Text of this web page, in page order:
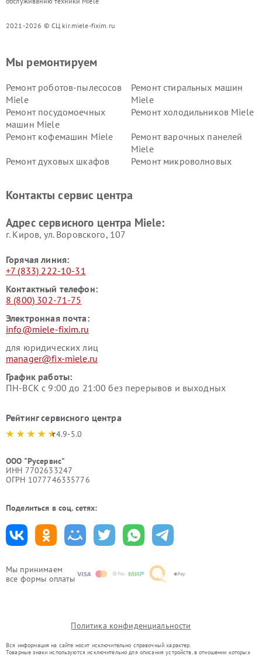
2021-2026 © СЦ kir.miele-fixim.ru
Мы принимаем
все формы оплаты
Мы ремонтируем
Ремонт роботов-пылесосов
Miele
Ремонт стиральных машин
Miele
Ремонт посудомоечных
машин Miele
Ремонт холодильников Miele
Ремонт кофемашин Miele
Ремонт варочных панелей
Miele
Ремонт духовых шкафов
Ремонт микроволновых
Miele
Miele
пылесосов Miele
Контакты сервис центра
Адрес сервисного центра Miele:
г. Киров, ул. Воровского, 107
Горячая линия:
+7 (833) 222-10-31
Контактный телефон:
8 (800) 302-71-75
Электронная почта:
info@miele-fixim.ru
для юридических лиц
manager@fix-miele.ru
График работы:
ПН-ВСК с 9:00 до 21:00 без перерывов и выходных
Рейтинг сервисного центра
4.9-5.0
ООО "Русервис"
ИНН 7702633247
ОГРН 1077746335776
Поделиться в соц. сетях:
Политика конфиденциальности
Вся информация на сайте носит исключительно справочный характер.
Товарные знаки используются исключительно для описания устройств, в отношении которых